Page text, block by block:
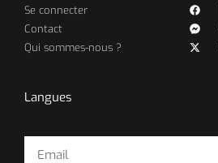
Se connecter
Contact
Qui sommes-nous ?
Langues